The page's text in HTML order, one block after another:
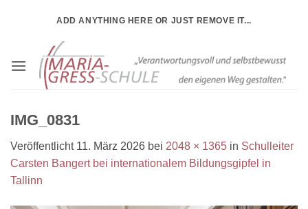
ADD ANYTHING HERE OR JUST REMOVE IT...
IMG_0831
Veröffentlicht 11. März 2026 bei 2048 × 1365 in Schulleiter
Carsten Bangert bei internationalem Bildungsgipfel in
Tallinn